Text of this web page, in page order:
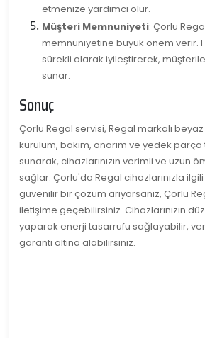
etmenize yardımcı olur.
Müşteri Memnuniyeti: Çorlu
memnuniyetine büyük önem verir.
sürekli olarak iyileştirerek,
sunar.
Sonuç
Çorlu Regal servisi, Regal markalı beyaz
kurulum, bakım, onarım ve yedek
sunarak, cihazlarınızın verimli ve uzun
sağlar. Çorlu'da Regal cihazlarınızla
güvenilir bir çözüm arıyorsanız, Çorlu
iletişime geçebilirsiniz. Cihazlarınızın
yaparak enerji tasarrufu sağlayabilir,
garanti altına alabilirsiniz.